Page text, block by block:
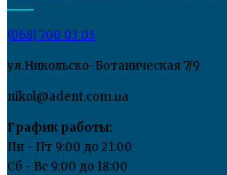
(068) 700 03 03
ул.Никольско-Ботаническая 7/9
nikol@adent.com.ua
График работы:
Пн - Пт 9:00 до 21:00
Сб - Вс 9:00 до 18:00